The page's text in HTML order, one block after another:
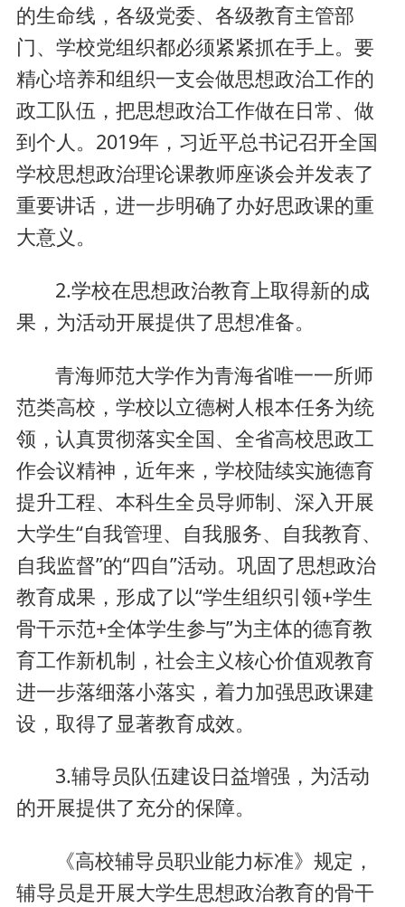
的生命线，各级党委、各级教育主管部
门、学校党组织都必须紧紧抓在手上。要
精心培养和组织一支会做思想政治工作的
政工队伍，把思想政治工作做在日常、做
到个人。2019年，习近平总书记召开全国
学校思想政治理论课教师座谈会并发表了
重要讲话，进一步明确了办好思政课的重
大意义。
2.学校在思想政治教育上取得新的成
果，为活动开展提供了思想准备。
青海师范大学作为青海省唯一一所师
范类高校，学校以立德树人根本任务为统
领，认真贯彻落实全国、全省高校思政工
作会议精神，近年来，学校陆续实施德育
提升工程、本科生全员导师制、深入开展
大学生“自我管理、自我服务、自我教育、
自我监督”的“四自”活动。巩固了思想政治
教育成果，形成了以“学生组织引领+学生
骨干示范+全体学生参与”为主体的德育教
育工作新机制，社会主义核心价值观教育
进一步落细落小落实，着力加强思政课建
设，取得了显著教育成效。
3.辅导员队伍建设日益增强，为活动
的开展提供了充分的保障。
《高校辅导员职业能力标准》规定，
辅导员是开展大学生思想政治教育的骨干